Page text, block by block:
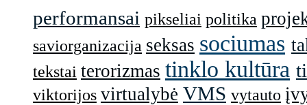
performansai pikseliai politika
saviorganizacija seksas sociumas
tekstai terorizmas tinklo kultūra
viktorijos virtualybė VMS vytauto